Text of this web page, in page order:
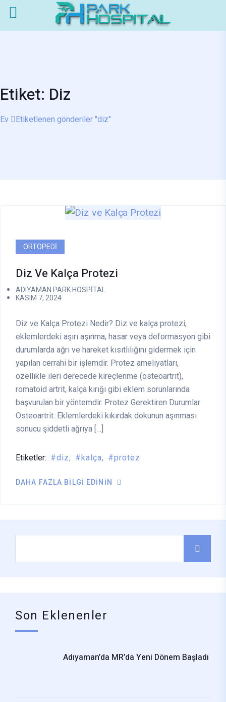
Etiket: Diz
Ev Etiketlenen gönderiler "diz"
ORTOPEDI
Diz Ve Kalça Protezi
ADIYAMAN PARK HOSPITAL
KASIM 7, 2024
Diz ve Kalça Protezi Nedir? Diz ve kalça protezi,
eklemlerdeki aşırı aşınma, hasar veya deformasyon gibi
durumlarda ağrı ve hareket kısıtlılığını gidermek için
yapılan cerrahi bir işlemdir. Protez ameliyatları,
özellikle ileri derecede kireçlenme (osteoartrit),
romatoid artrit, kalça kırığı gibi eklem sorunlarında
başvurulan bir yöntemdir. Protez Gerektiren Durumlar
Osteoartrit: Eklemlerdeki kıkırdak dokunun aşınması
sonucu şiddetli ağrıya […]
Etiketler: diz kalça protez
DAHA FAZLA BILGI EDININ
Son Eklenenler
Adıyaman’da MR’da Yeni Dönem Başladı